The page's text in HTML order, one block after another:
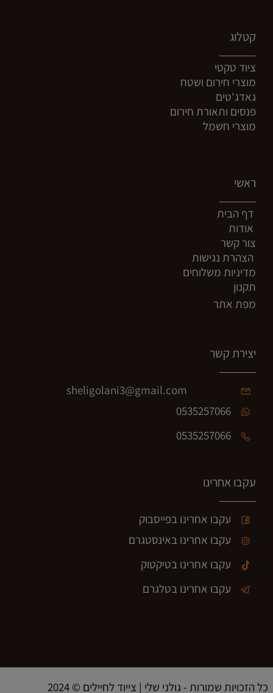
קטלוג
ציוד טקטי
מוצרי חירום ושטח
גאדג'טים
פנסים ותאורת חירום
מוצרי חשמל
ראשי
דף הבית
אודות
צור קשר
הצהרת נגישות
מדיניות משלוחים
תקנון
מפת אתר
יצירת קשר
sheligolani3@gmail.com
0535257066
0535257066
עקבו אחרינו
עקבו אחרינו בפייסבוק
עקבו אחרינו באינסטגרם
עקבו אחרינו בטיקטוק
עקבו אחרינו בטלגרם